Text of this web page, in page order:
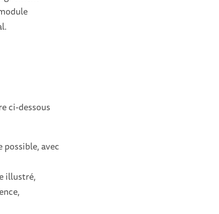
ci-dessous
avec
illustré,